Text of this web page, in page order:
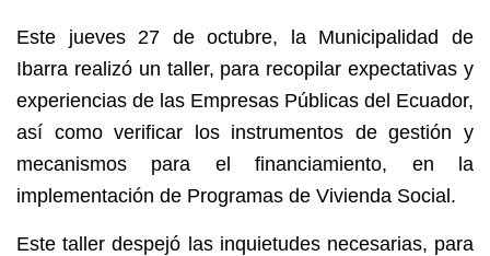
Este jueves 27 de octubre, la Municipalidad de
Ibarra realizó un taller, para recopilar expectativas y
experiencias de las Empresas Públicas del Ecuador,
así como verificar los instrumentos de gestión y
mecanismos para el financiamiento, en la
implementación de Programas de Vivienda Social.
Este taller despejó las inquietudes necesarias, para